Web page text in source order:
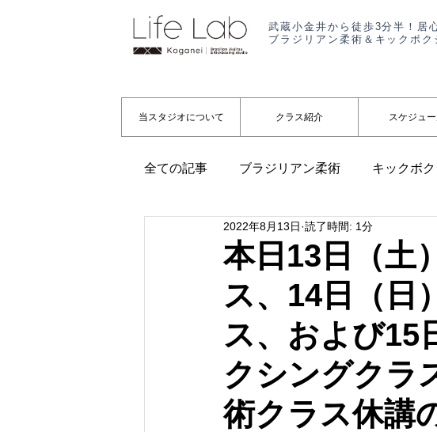
武蔵小金井から徒歩3分半！居
ブラジリアン柔術＆キックボ
当スタジオについて クラス紹介 スケジュ
全ての記事 ブラジリアン柔術 キックボ
代表コラム 起業 お知らせ
本日13日（土
ス、14日（日
ス、および15
クシングクラ
術クラス休講
2022年8月13日 読了時間: 1分